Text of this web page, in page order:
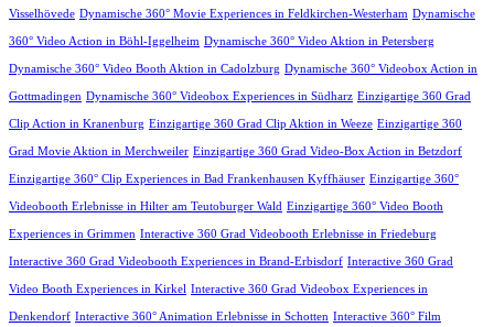
Visselhövede Dynamische 360° Movie Experiences in Feldkirchen-Westerham Dynamische
360° Video Action in Böhl-Iggelheim Dynamische 360° Video Aktion in Petersberg
Dynamische 360° Video Booth Aktion in Cadolzburg Dynamische 360° Videobox Action in
Gottmadingen Dynamische 360° Videobox Experiences in Südharz Einzigartige 360 Grad
Clip Action in Kranenburg Einzigartige 360 Grad Clip Aktion in Weeze Einzigartige 360
Grad Movie Aktion in Merchweiler Einzigartige 360 Grad Video-Box Action in Betzdorf
Einzigartige 360° Clip Experiences in Bad Frankenhausen Kyffhäuser Einzigartige 360°
Videobooth Erlebnisse in Hilter am Teutoburger Wald Einzigartige 360° Video Booth
Experiences in Grimmen Interactive 360 Grad Videobooth Erlebnisse in Friedeburg
Interactive 360 Grad Videobooth Experiences in Brand-Erbisdorf Interactive 360 Grad
Video Booth Experiences in Kirkel Interactive 360 Grad Videobox Experiences in
Denkendorf Interactive 360° Animation Erlebnisse in Schotten Interactive 360° Film